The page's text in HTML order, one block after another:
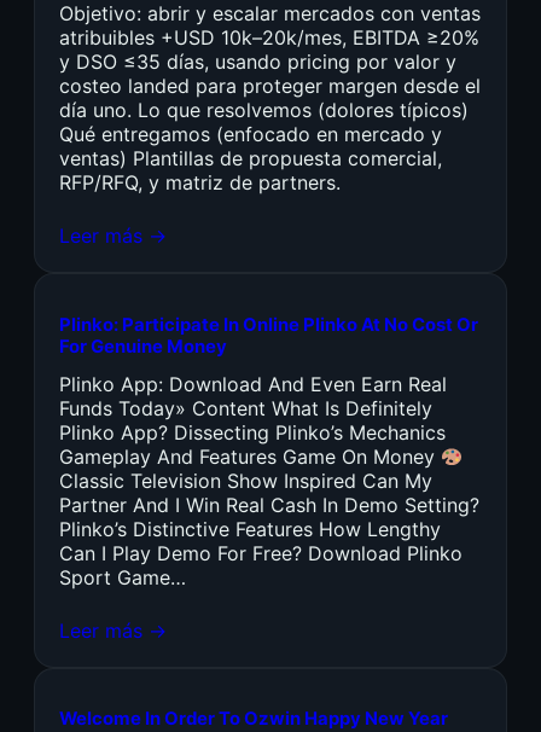
Objetivo: abrir y escalar mercados con ventas
atribuibles +USD 10k–20k/mes, EBITDA ≥20%
y DSO ≤35 días, usando pricing por valor y
costeo landed para proteger margen desde el
día uno. Lo que resolvemos (dolores típicos)
Qué entregamos (enfocado en mercado y
ventas) Plantillas de propuesta comercial,
RFP/RFQ, y matriz de partners.
Leer más →
Plinko: Participate In Online Plinko At No Cost Or
For Genuine Money
Plinko App: Download And Even Earn Real
Funds Today» Content What Is Definitely
Plinko App? Dissecting Plinko’s Mechanics
Gameplay And Features Game On Money
Classic Television Show Inspired Can My
Partner And I Win Real Cash In Demo Setting?
Plinko’s Distinctive Features How Lengthy
Can I Play Demo For Free? Download Plinko
Sport Game…
Leer más →
Welcome In Order To Ozwin Happy New Year